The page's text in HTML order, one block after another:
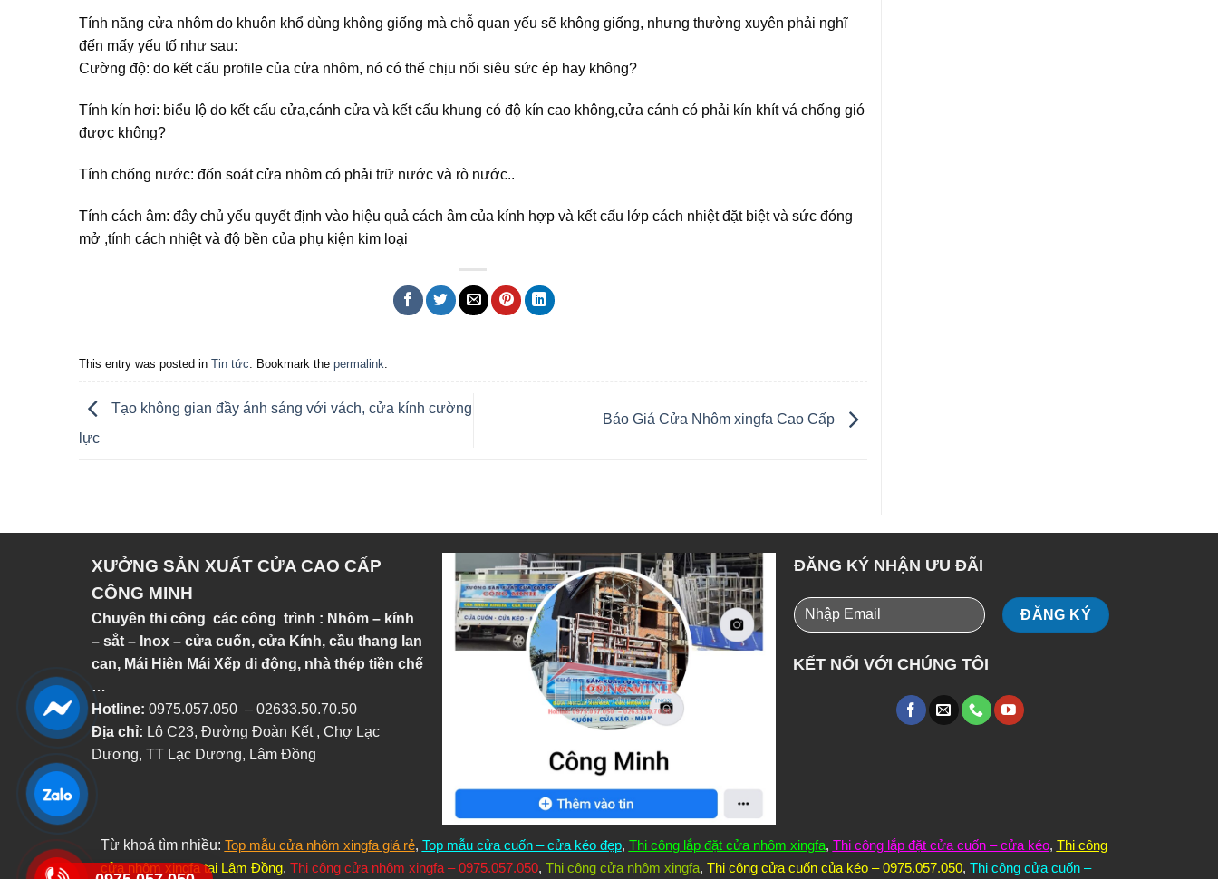
Tính năng cửa nhôm do khuôn khổ dùng không giống mà chỗ quan yếu sẽ không giống, nhưng thường xuyên phải nghĩ
đến mấy yếu tố như sau:
Cường độ: do kết cấu profile của cửa nhôm, nó có thể chịu nổi siêu sức ép hay không?
Tính kín hơi: biểu lộ do kết cấu cửa,cánh cửa và kết cấu khung có độ kín cao không,cửa cánh có phải kín khít vá chống gió
được không?
Tính chống nước: đốn soát cửa nhôm có phải trữ nước và rò nước..
Tính cách âm: đây chủ yếu quyết định vào hiệu quả cách âm của kính hợp và kết cấu lớp cách nhiệt đặt biệt và sức đóng
mở ,tính cách nhiệt và độ bền của phụ kiện kim loại
This entry was posted in Tin tức . Bookmark the permalink
Tạo không gian đầy ánh sáng với vách, cửa kính cường
lực
Báo Giá Cửa Nhôm xingfa Cao Cấp
XƯỞNG SẢN XUẤT CỬA CAO CẤP
CÔNG MINH
Chuyên thi công các công trình : Nhôm – kính
– sắt – Inox – cửa cuốn, cửa Kính, cầu thang lan
can, Mái Hiên Mái Xếp di động, nhà thép tiền chế
…
Hotline: 0975.057.050 – 02633.50.70.50
Địa chỉ: Lô C23, Đường Đoàn Kết , Chợ Lạc
Dương, TT Lạc Dương, Lâm Đồng
ĐĂNG KÝ NHẬN ƯU ĐÃI
KẾT NỐI VỚI CHÚNG TÔI
Từ khoá tìm nhiều: Top mẫu cửa nhôm xingfa giá rẻ, Top mẫu cửa cuốn – cửa kéo đẹp, Thi công lắp đặt cửa nhôm xingfa, Thi công lắp đặt cửa cuốn – cửa kéo, Thi công
cửa nhôm xingfa tại Lâm Đồng, Thi công cửa nhôm xingfa – 0975.057.050, Thi công cửa nhôm xingfa, Thi công cửa cuốn của kéo – 0975.057.050, Thi công cửa cuốn –